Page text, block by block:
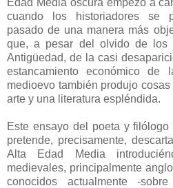
cuando los historiadores se
pasado de una manera más
que, a pesar del olvido de los
Antigüedad, de la casi
estancamiento económico de
medioevo también produjo
arte y una literatura espléndida.
Este ensayo del poeta y filólogo
pretende, precisamente,
Alta Edad Media
medievales, principalmente
conocidos actualmente -